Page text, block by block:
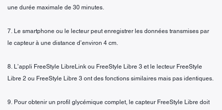
une durée maximale de 30 minutes.
7. Le smartphone ou le lecteur peut enregistrer les données transmises par
le capteur à une distance d’environ 4 cm.
8. L’appli FreeStyle LibreLink ou FreeStyle Libre 3 et le lecteur FreeStyle
Libre 2 ou FreeStyle Libre 3 ont des fonctions similaires mais pas identiques.
9. Pour obtenir un profil glycémique complet, le capteur FreeStyle Libre doit